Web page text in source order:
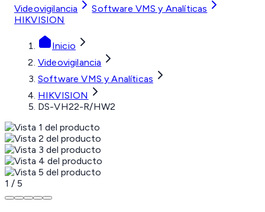
Videovigilancia
Software VMS y Analíticas
HIKVISION
Inicio
Videovigilancia
Software VMS y Analíticas
HIKVISION
DS-VH22-R/HW2
1 / 5